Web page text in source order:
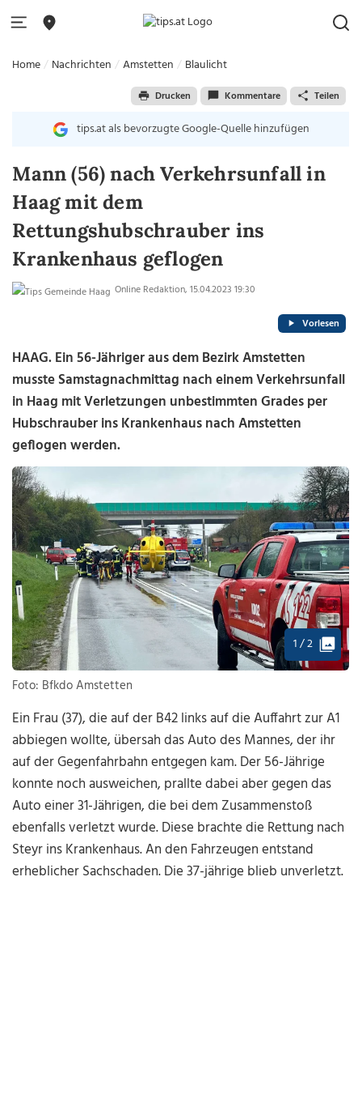
Home Nachrichten Amstetten Blaulicht
Drucken Kommentare Teilen
tips.at als bevorzugte Google-Quelle hinzufügen
Mann (56) nach Verkehrsunfall in
Haag mit dem
Rettungshubschrauber ins
Krankenhaus geflogen
Online Redaktion, 15.04.2023 19:30
Vorlesen
HAAG. Ein 56-Jähriger aus dem Bezirk Amstetten
musste Samstagnachmittag nach einem Verkehrsunfall
in Haag mit Verletzungen unbestimmten Grades per
Hubschrauber ins Krankenhaus nach Amstetten
geflogen werden.
1 / 2
Foto: Bfkdo Amstetten
Ein Frau (37), die auf der B42 links auf die Auffahrt zur A1
abbiegen wollte, übersah das Auto des Mannes, der ihr
auf der Gegenfahrbahn entgegen kam. Der 56-Jährige
konnte noch ausweichen, prallte dabei aber gegen das
Auto einer 31-Jährigen, die bei dem Zusammenstoß
ebenfalls verletzt wurde. Diese brachte die Rettung nach
Steyr ins Krankenhaus. An den Fahrzeugen entstand
erheblicher Sachschaden. Die 37-jährige blieb unverletzt.